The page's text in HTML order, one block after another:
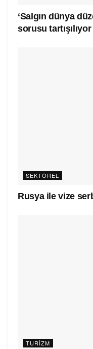
‘Salgın dünya
sorusu tartışılıyor
SEKTÖREL
Rusya ile vize
TURIZM